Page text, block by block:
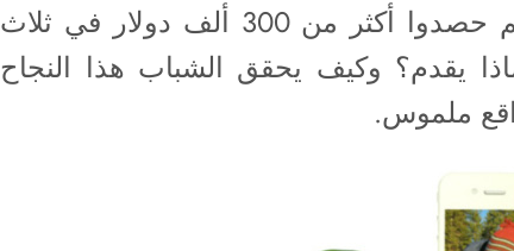
100 ألف دولار في فترة 4 أسابيع لكنهم حصدوا أكثر من 300 ألف دولار في ثلاث
يقدم؟ وكيف يحقق الشباب هذا النجاح
ملموس.